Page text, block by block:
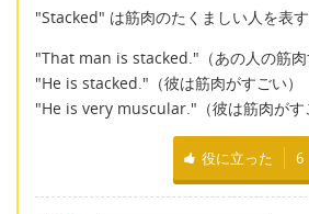
"Stacked" は筋肉のたくましい人を表す
"That man is stacked."（あの人の筋肉
"He is stacked."（彼は筋肉がすごい）
"He is very muscular."（彼は筋肉がす
役に立った 6